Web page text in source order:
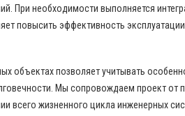
При необходимости выполняется
повысить эффективность
объектах позволяет учитывать
Мы сопровождаем проект от
всего жизненного цикла инженерных